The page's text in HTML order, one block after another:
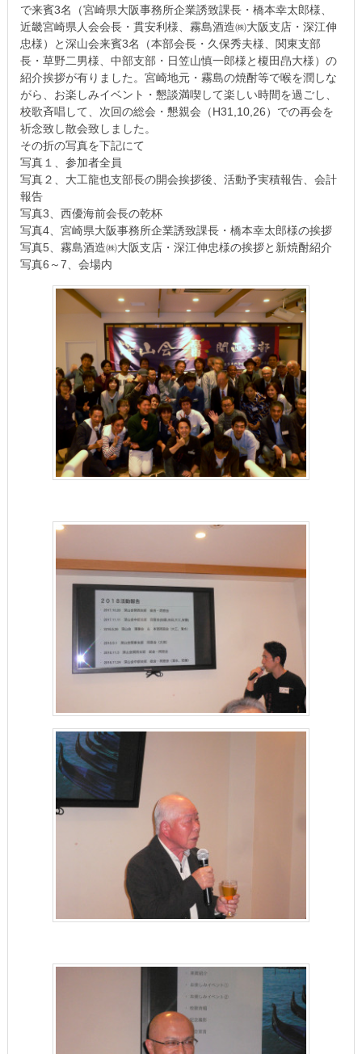
で来賓3名（宮崎県大阪事務所企業誘致課長・橋本幸太郎様、
近畿宮崎県人会会長・貫安利様、霧島酒造㈱大阪支店・深江伸
忠様）と深山会来賓3名（本部会長・久保秀夫様、関東支部
長・草野二男様、中部支部・日笠山慎一郎様と榎田皍大様）の
紹介挨拶が有りました。宮崎地元・霧島の焼酎等で喉を潤しな
がら、お楽しみイベント・懇談満喫して楽しい時間を過ごし、
校歌斉唱して、次回の総会・懇親会（H31,10,26）での再会を
祈念致し散会致しました。
その折の写真を下記にて
写真１、参加者全員
写真２、大工龍也支部長の開会挨拶後、活動予実積報告、会計
報告
写真3、西優海前会長の乾杯
写真4、宮崎県大阪事務所企業誘致課長・橋本幸太郎様の挨拶
写真5、霧島酒造㈱大阪支店・深江伸忠様の挨拶と新焼酎紹介
写真6～7、会場内